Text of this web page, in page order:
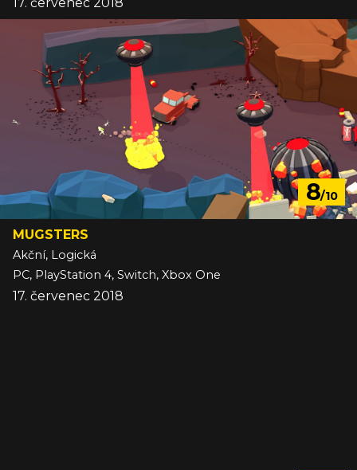
8/10
MUGSTERS
Akční, Logická
PC, PlayStation 4, Switch, Xbox One
17. červenec 2018